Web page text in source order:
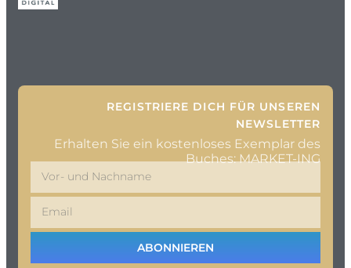
REGISTRIERE DICH FÜR UNSEREN
NEWSLETTER
Erhalten Sie ein kostenloses Exemplar des
Buches: MARKET-ING
ABONNIEREN